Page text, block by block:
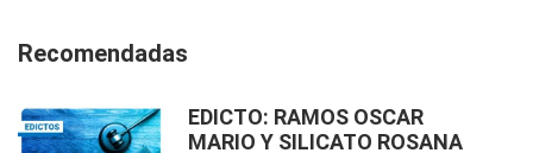
Recomendadas
EDICTO: RAMOS OSCAR
MARIO Y SILICATO ROSANA